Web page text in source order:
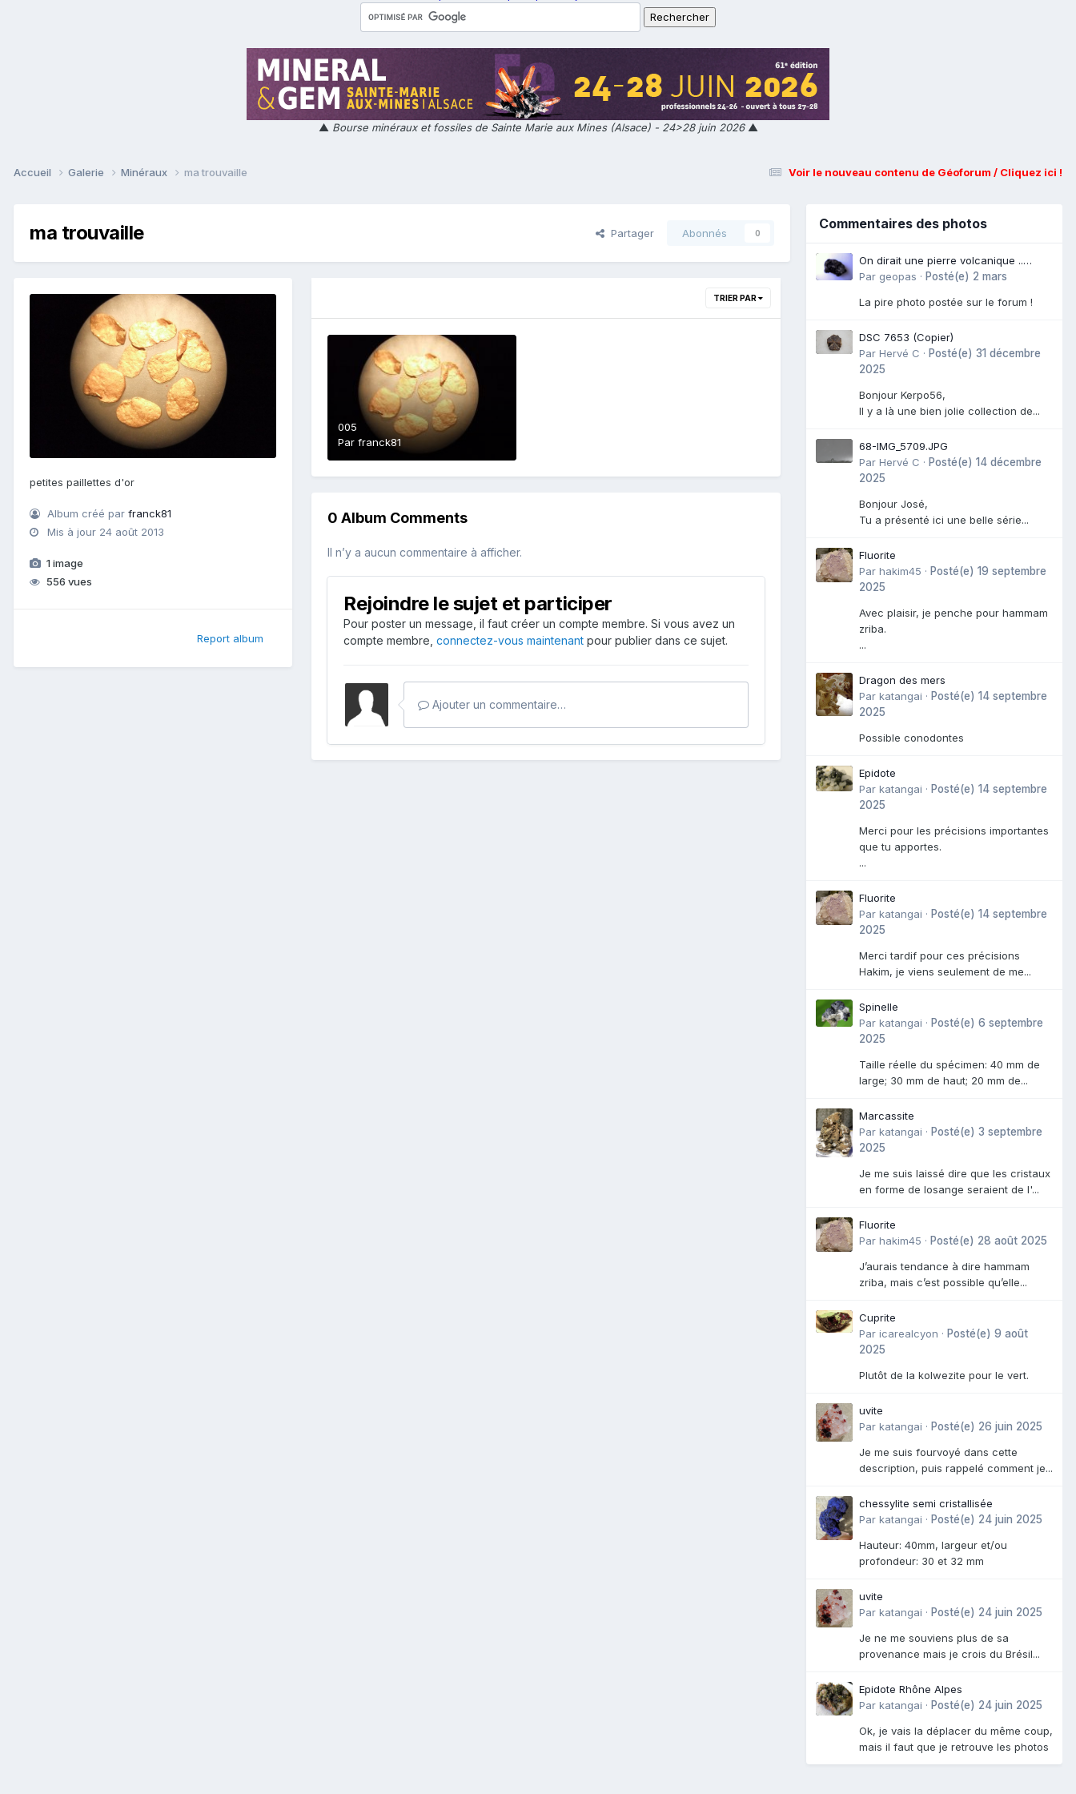
▲ Bourse minéraux et fossiles de Sainte Marie aux Mines (Alsace) - 24>28 juin 2026▲
Voir le nouveau contenu de Géoforum / Cliquez ici !
Accueil Galerie Minéraux ma trouvaille
ma trouvaille Partager Abonnés 0
petites paillettes d'or
Album créé parfranck81
Mis à jour 24 août 2013
1 image
556 vues
Report album
TRIER PAR
005
Par franck81
0 Album Comments
Il n’y a aucun commentaire à afficher.
Rejoindre le sujet et participer
Pour poster un message, il faut créer un compte membre. Si vous avez un
compte membre, connectez-vous maintenant pour publier dans ce sujet.
Ajouter un commentaire…
Commentaires des photos
On dirait une pierre volcanique ..
Langogne- Rive de l\'Alli
Par geopas · Posté(e) 2 mars
La pire photo postée sur le forum !
DSC 7653 (Copier)
Par Hervé C · Posté(e) 31 décembre
2025
Bonjour Kerpo56,
Il y a là une bien jolie collection de...
68-IMG_5709.JPG
Par Hervé C · Posté(e) 14 décembre
2025
Bonjour José,
Tu a présenté ici une belle série...
Fluorite
Par hakim45 · Posté(e) 19 septembre
2025
Avec plaisir, je penche pour hammam
zriba.
...
Dragon des mers
Par katangai · Posté(e) 14 septembre
2025
Possible conodontes
Epidote
Par katangai · Posté(e) 14 septembre
2025
Merci pour les précisions importantes
que tu apportes.
...
Fluorite
Par katangai · Posté(e) 14 septembre
2025
Merci tardif pour ces précisions
Hakim, je viens seulement de me...
Spinelle
Par katangai · Posté(e) 6 septembre
2025
Taille réelle du spécimen: 40 mm de
large; 30 mm de haut; 20 mm de...
Marcassite
Par katangai · Posté(e) 3 septembre
2025
Je me suis laissé dire que les cristaux
en forme de losange seraient de l'...
Fluorite
Par hakim45 · Posté(e) 28 août 2025
J’aurais tendance à dire hammam
zriba, mais c’est possible qu’elle...
Cuprite
Par icarealcyon · Posté(e) 9 août
2025
Plutôt de la kolwezite pour le vert.
uvite
Par katangai · Posté(e) 26 juin 2025
Je me suis fourvoyé dans cette
description, puis rappelé comment je...
chessylite semi cristallisée
Par katangai · Posté(e) 24 juin 2025
Hauteur: 40mm, largeur et/ou
profondeur: 30 et 32 mm
uvite
Par katangai · Posté(e) 24 juin 2025
Je ne me souviens plus de sa
provenance mais je crois du Brésil...
Epidote Rhône Alpes
Par katangai · Posté(e) 24 juin 2025
Ok, je vais la déplacer du même coup,
mais il faut que je retrouve les photos